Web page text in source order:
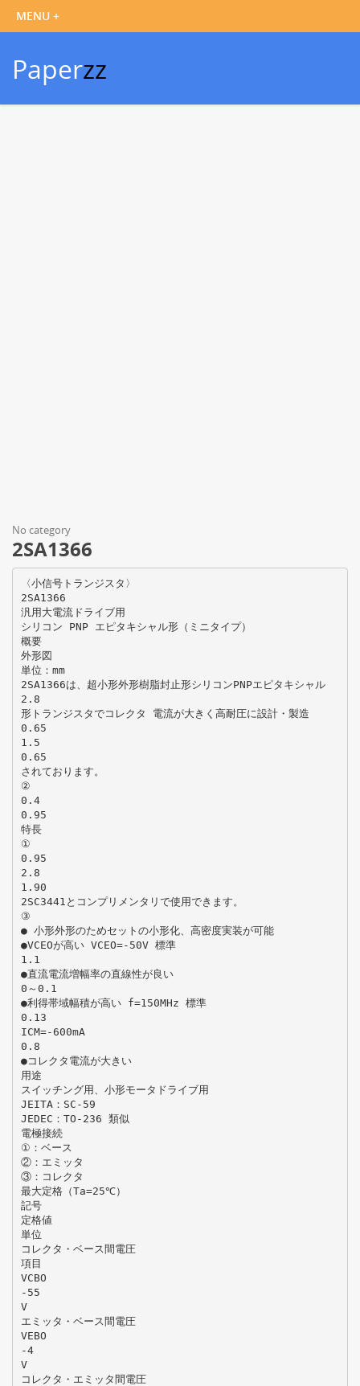
Paperzz
No category
2SA1366
〈小信号トランジスタ〉
2SA1366
汎用大電流ドライブ用
シリコン PNP エピタキシャル形（ミニタイプ）
概要
外形図
単位：mm
2SA1366は、超小形外形樹脂封止形シリコンPNPエピタキシャル
2.8
形トランジスタでコレクタ 電流が大きく高耐圧に設計・製造
0.65
1.5
0.65
されております。
②
0.4
0.95
特長
①
0.95
2.8
1.90
2SC3441とコンプリメンタリで使用できます。
③
● 小形外形のためセットの小形化、高密度実装が可能
●VCEOが高い VCEO=-50V 標準
1.1
●直流電流増幅率の直線性が良い
0～0.1
●利得帯域幅積が高い f=150MHz 標準
0.13
ICM=-600mA
0.8
●コレクタ電流が大きい
用途
スイッチング用、小形モータドライブ用
JEITA：SC-59
JEDEC：TO-236 類似
電極接続
①：ベース
②：エミッタ
③：コレクタ
最大定格（Ta=25℃）
記号
定格値
単位
コレクタ・ベース間電圧
項目
VCBO
-55
V
エミッタ・ベース間電圧
VEBO
-4
V
コレクタ・エミッタ間電圧